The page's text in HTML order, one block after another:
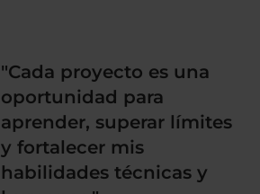
"Cada proyecto es una
oportunidad para
aprender, superar límites
y fortalecer mis
habilidades técnicas y